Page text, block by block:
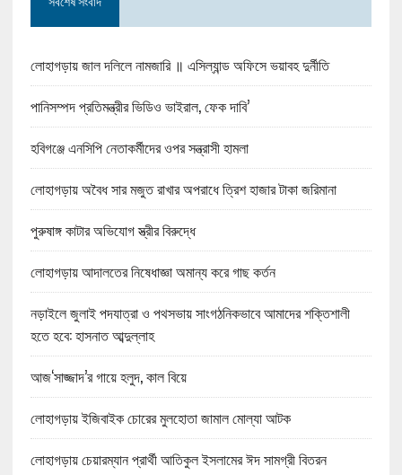
লোহাগড়ায় জাল দলিলে নামজারি ॥ এসিল্যান্ড অফিসে ভয়াবহ দুর্নীতি
পানিসম্পদ প্রতিমন্ত্রীর ভিডিও ভাইরাল, ফেক দাবি’
হবিগঞ্জে এনসিপি নেতাকর্মীদের ওপর সন্ত্রাসী হামলা
লোহাগড়ায় অবৈধ সার মজুত রাখার অপরাধে ত্রিশ হাজার টাকা জরিমানা
পুরুষাঙ্গ কাটার অভিযোগ স্ত্রীর বিরুদ্ধে
লোহাগড়ায় আদালতের নিষেধাজ্ঞা অমান্য করে গাছ কর্তন
নড়াইলে জুলাই পদযাত্রা ও পথসভায় সাংগঠনিকভাবে আমাদের শক্তিশালী
হতে হবে: হাসনাত আব্দুল্লাহ
আজ‘সাজ্জাদ’র গায়ে হলুদ, কাল বিয়ে
লোহাগড়ায় ইজিবাইক চোরের মুলহোতা জামাল মোল্যা আটক
লোহাগড়ায় চেয়ারম্যান প্রার্থী আতিকুল ইসলামের ঈদ সামগ্রী বিতরন